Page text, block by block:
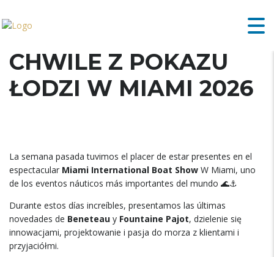
CHWILE Z POKAZU
ŁODZI W MIAMI 2026
La semana pasada tuvimos el placer de estar presentes en el
espectacular Miami International Boat Show W Miami, uno
de los eventos náuticos más importantes del mundo 🌊⚓
Durante estos días increíbles, presentamos las últimas
novedades de Beneteau y Fountaine Pajot, dzielenie się
innowacjami, projektowanie i pasja do morza z klientami i
przyjaciółmi.